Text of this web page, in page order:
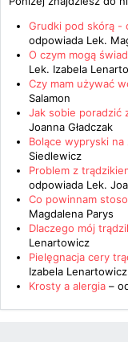
Grudki pod skórą -
odpowiada Lek.
O czym mogą
Lek. Izabela
Czy mam używać
Salamon
Jak sobie poradzić
Joanna Gładczak
Bolące wypryski na
Siedlewicz
Problem z
odpowiada Lek.
Co powinnam
Magdalena Parys
Dlaczego mój
Lenartowicz
Pielęgnacja cery
Izabela Lenartowicz
Krosty a alergia –